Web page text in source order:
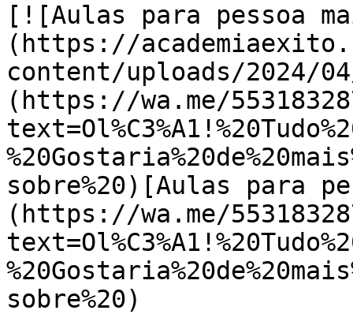
[![Aulas para pessoa
(https://
content/uploads/2024/
(https://wa.me/
sobre%20)[Aulas para
(https://wa.me/
sobre%20)